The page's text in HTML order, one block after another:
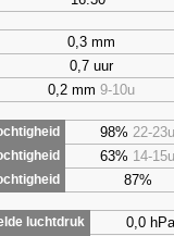
0,3 mm
0,7 uur
0,2 mm 9-10u
98% 22-23u
63% 14-15u
87%
luchtdruk 0,0 hPa